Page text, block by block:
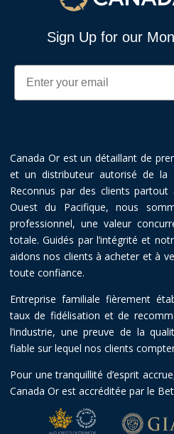
Sign Up for our
Email
Canada Or est un détaillant de
et un distributeur autorisé de la
Reconnus par des clients
Ouest du Pacifique, nous
professionnel, une valeur
totale. Guidés par l’intégrité et
aidons nos clients à acheter et à
toute confiance.
Entreprise familiale fièrement
taux de fidélisation et de
l’industrie, une preuve de la
fiable sur lequel nos clients
Pour une tranquillité d’esprit
Canada Or est accréditée par le